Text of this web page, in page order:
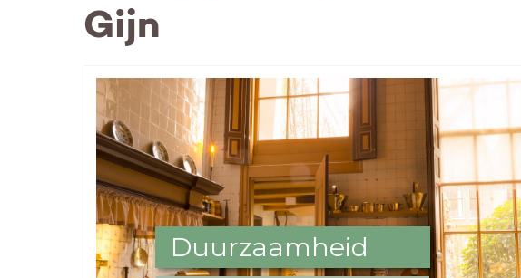
Gijn
Duurzaamheid